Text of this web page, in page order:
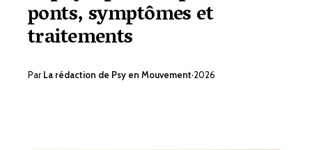
ponts, symptômes et
traitements
Par La rédaction de Psy en Mouvement·2026